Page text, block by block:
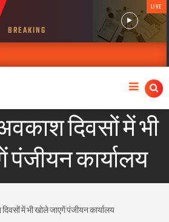
BREAKING
LIVE
दिवसों में भी
कार्यालय
दिवसों में भी खोले जाएगें पंजीयन कार्यालय